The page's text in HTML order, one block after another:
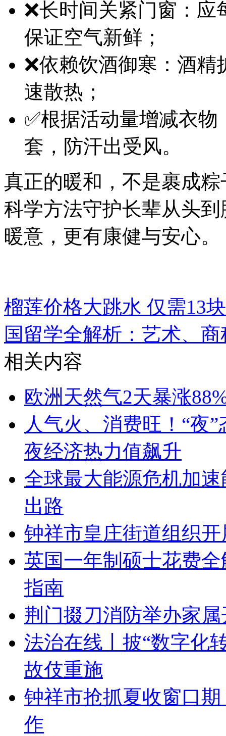
❌长时间关紧门窗：
保证空气新鲜；
❌依赖饮酒御寒：酒
速散热；
✅根据活动量增减衣
套，防汗出受风。
真正的暖和，不是裹成
科学方法守护长辈从头
暖意，更有康健与安心。
榴莲价格大跳水 仅需13
国留学全解析：艺术、
相关内容
欧洲天然气2天暴涨
人气火、消费旺！“夜
夜经济热力值飙升
全球最大能源危机加
出路
钟祥市皇庄街道组织
英国一年制硕士花费
指南
荆门掇刀消防举办家
法治在线丨披“数字化
故伎重施
钟祥市抢抓夏收窗口
作